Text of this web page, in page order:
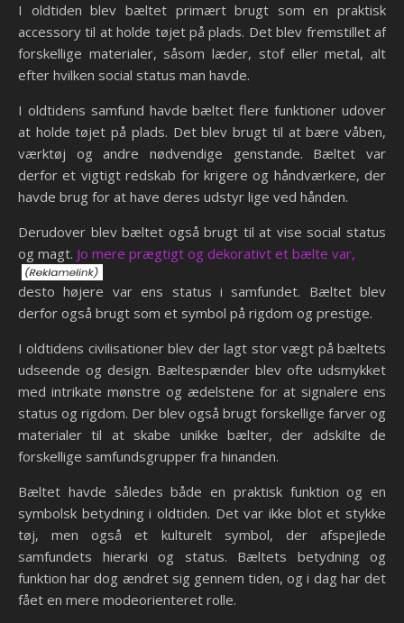
I oldtiden blev bæltet primært brugt som en praktisk
accessory til at holde tøjet på plads. Det blev fremstillet af
forskellige materialer, såsom læder, stof eller metal, alt
efter hvilken social status man havde.
I oldtidens samfund havde bæltet flere funktioner udover
at holde tøjet på plads. Det blev brugt til at bære våben,
værktøj og andre nødvendige genstande. Bæltet var
derfor et vigtigt redskab for krigere og håndværkere, der
havde brug for at have deres udstyr lige ved hånden.
Derudover blev bæltet også brugt til at vise social status
og magt. Jo mere prægtigt og dekorativt et bælte var,
desto højere var ens status i samfundet. Bæltet blev
derfor også brugt som et symbol på rigdom og prestige.
I oldtidens civilisationer blev der lagt stor vægt på bæltets
udseende og design. Bæltespænder blev ofte udsmykket
med intrikate mønstre og ædelstene for at signalere ens
status og rigdom. Der blev også brugt forskellige farver og
materialer til at skabe unikke bælter, der adskilte de
forskellige samfundsgrupper fra hinanden.
Bæltet havde således både en praktisk funktion og en
symbolsk betydning i oldtiden. Det var ikke blot et stykke
tøj, men også et kulturelt symbol, der afspejlede
samfundets hierarki og status. Bæltets betydning og
funktion har dog ændret sig gennem tiden, og i dag har det
fået en mere modeorienteret rolle.